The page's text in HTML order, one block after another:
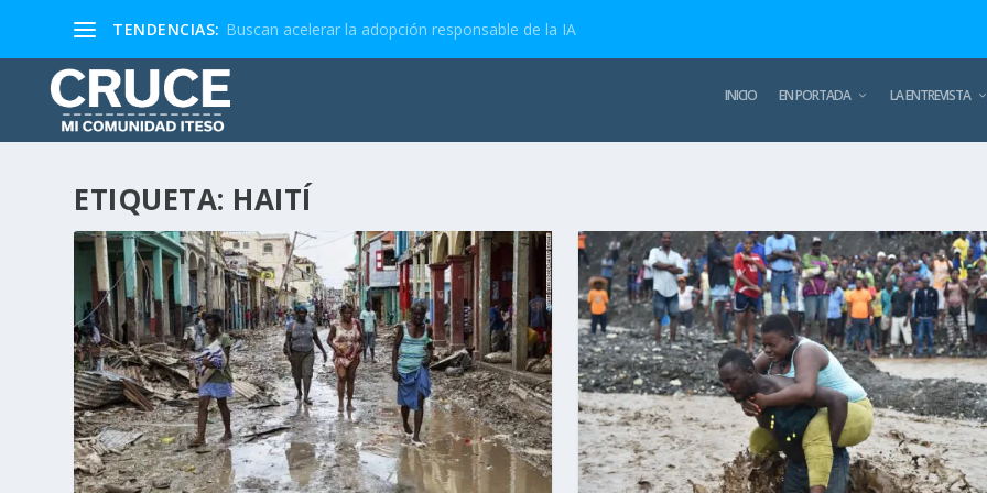
TENDENCIAS: Buscan acelerar la adopción responsable de la IA
INICIO EN PORTADA LA ENTREVISTA
ETIQUETA: HAITÍ